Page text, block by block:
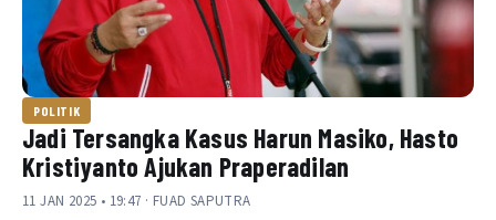
POLITIK
Jadi Tersangka Kasus Harun Masiko, Hasto
Kristiyanto Ajukan Praperadilan
11 JAN 2025 • 19:47 · FUAD SAPUTRA